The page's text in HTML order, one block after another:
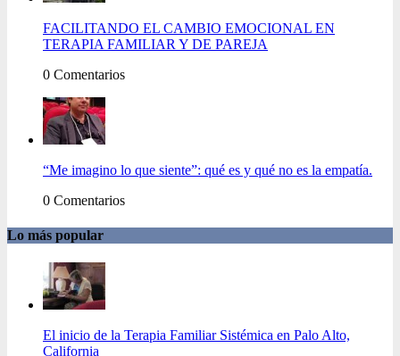
FACILITANDO EL CAMBIO EMOCIONAL EN
TERAPIA FAMILIAR Y DE PAREJA
0 Comentarios
“Me imagino lo que siente”: qué es y qué no es la empatía.
0 Comentarios
Lo más popular
El inicio de la Terapia Familiar Sistémica en Palo Alto,
California